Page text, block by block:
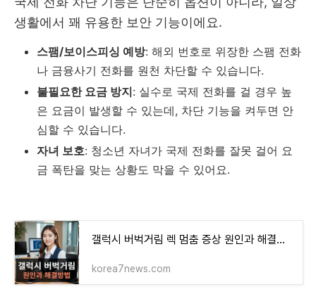
생활에서 꽤 유용한 보안 기능이에요.
스팸/보이스피싱 예방: 해외 번호로 위장한 스팸 전화
나 금융사기 전화를 원천 차단할 수 있습니다.
불필요한 요금 방지: 실수로 국제 전화를 걸 경우 높
은 요금이 발생할 수 있는데, 차단 기능을 켜두면 안
심할 수 있습니다.
자녀 보호: 청소년 자녀가 국제 전화를 잘못 걸어 요
금 폭탄을 맞는 상황도 막을 수 있어요.
갤럭시 버벅거림 렉 멈춤 증상 원인과 해결방법
korea7news.com